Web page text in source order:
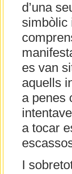
d’una
simbòlic
es van
aquells
a penes
a tocar
I